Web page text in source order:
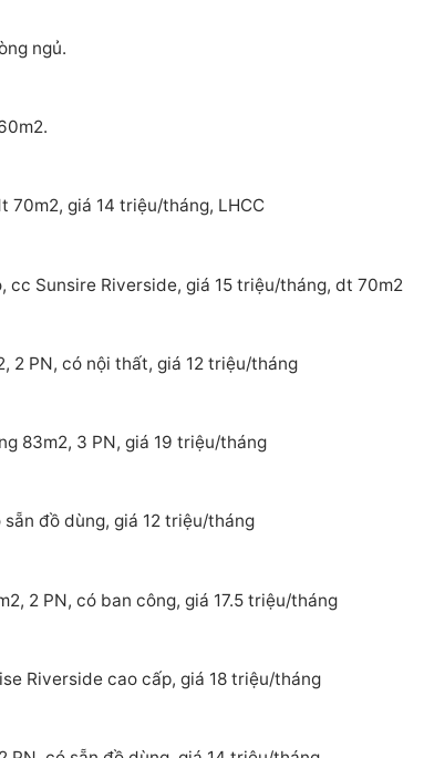
ngủ.
70m2, giá 14 triệu/tháng, LHCC
Sunsire Riverside, giá 15 triệu/tháng, dt 70m2
2 PN, có nội thất, giá 12 triệu/tháng
83m2, 3 PN, giá 19 triệu/tháng
đồ dùng, giá 12 triệu/tháng
2 PN, có ban công, giá 17.5 triệu/tháng
Riverside cao cấp, giá 18 triệu/tháng